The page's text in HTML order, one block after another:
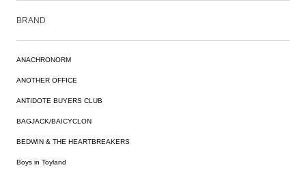
BRAND
ANACHRONORM
ANOTHER OFFICE
ANTIDOTE BUYERS CLUB
BAGJACK/BAICYCLON
BEDWIN & THE HEARTBREAKERS
Boys in Toyland